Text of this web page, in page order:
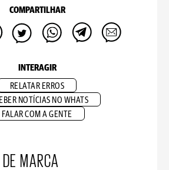
COMPARTILHAR
INTERAGIR
RELATAR ERROS
NOTÍCIAS NO WHATS
FALAR COM A GENTE
MARCA